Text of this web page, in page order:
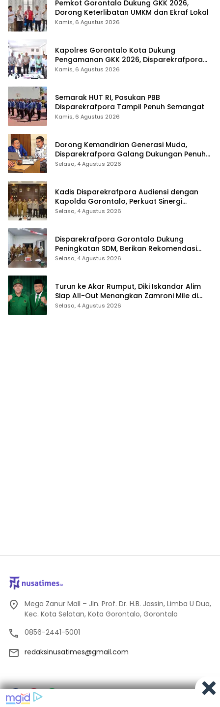
Pemkot Gorontalo Dukung GKK 2026,
Dorong Keterlibatan UMKM dan Ekraf Lokal
Kamis, 6 Agustus 2026
Kapolres Gorontalo Kota Dukung
Pengamanan GKK 2026, Disparekrafpora
Perkuat Sinergi Lintas Sektor
Kamis, 6 Agustus 2026
Semarak HUT RI, Pasukan PBB
Disparekrafpora Tampil Penuh Semangat
Kamis, 6 Agustus 2026
Dorong Kemandirian Generasi Muda,
Disparekrafpora Galang Dukungan Penuh
Para Aleg Deprov
Selasa, 4 Agustus 2026
Kadis Disparekrafpora Audiensi dengan
Kapolda Gorontalo, Perkuat Sinergi
Sukseskan Gorontalo Karnaval Karawo
Selasa, 4 Agustus 2026
Disparekrafpora Gorontalo Dukung
Peningkatan SDM, Berikan Rekomendasi
Studi S3 bagi Pegawai
Selasa, 4 Agustus 2026
Turun ke Akar Rumput, Diki Iskandar Alim
Siap All-Out Menangkan Zamroni Mile di
Pilkada Bone Bolango
Selasa, 4 Agustus 2026
Mega Zanur Mall – Jln. Prof. Dr. H.B. Jassin, Limba U Dua,
Kec. Kota Selatan, Kota Gorontalo, Gorontalo
0856-2441-5001
redaksinusatimes@gmail.com